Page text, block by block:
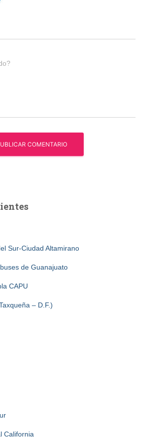
Sur-Ciudad Altamirano
de Guanajuato
CAPU
– D.F.)
California